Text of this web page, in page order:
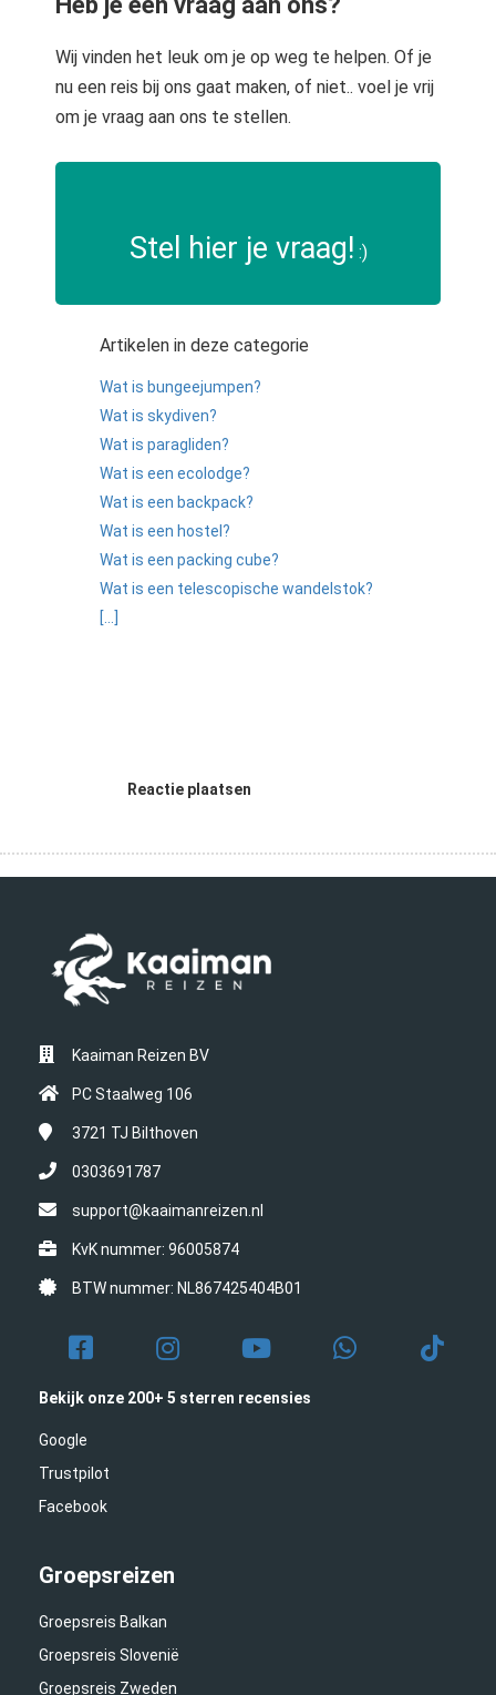
Wij vinden het leuk om je op weg te helpen. Of je
nu een reis bij ons gaat maken, of niet.. voel je vrij
om je vraag aan ons te stellen.
Stel hier je vraag! :)
Artikelen in deze categorie
Wat is bungeejumpen?
Wat is skydiven?
Wat is paragliden?
Wat is een ecolodge?
Wat is een backpack?
Wat is een hostel?
Wat is een packing cube?
Wat is een telescopische wandelstok?
[...]
Reactie plaatsen
Kaaiman Reizen BV
PC Staalweg 106
3721 TJ Bilthoven
0303691787
support@kaaimanreizen.nl
KvK nummer: 96005874
BTW nummer: NL867425404B01
Bekijk onze 200+ 5 sterren recensies
Google
Trustpilot
Facebook
Groepsreizen
Groepsreis Balkan
Groepsreis Slovenië
Groepsreis Zweden